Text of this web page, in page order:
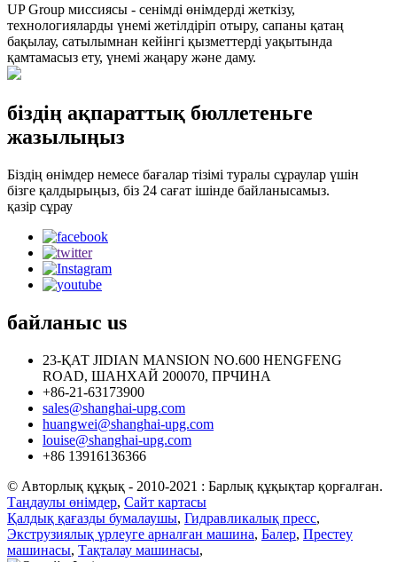
UP Group миссиясы - сенімді өнімдерді жеткізу,
технологияларды үнемі жетілдіріп отыру, сапаны қатаң
бақылау, сатылымнан кейінгі қызметтерді уақытында
қамтамасыз ету, үнемі жаңару және даму.
біздің ақпараттық бюллетеньге
жазылыңыз
Біздің өнімдер немесе бағалар тізімі туралы сұраулар үшін
бізге қалдырыңыз, біз 24 сағат ішінде байланысамыз.
қазір сұрау
байланыс us
23-ҚАТ JIDIAN MANSION NO.600 HENGFENG
ROAD, ШАНХАЙ 200070, ПРЧИНА
+86-21-63173900
sales@shanghai-upg.com
huangwei@shanghai-upg.com
louise@shanghai-upg.com
+86 13916136366
© Авторлық құқық - 2010-2021 : Барлық құқықтар қорғалған.
Таңдаулы өнімдер, Сайт картасы
Қалдық қағазды бумалаушы, Гидравликалық пресс,
Экструзиялық үрлеуге арналған машина, Балер, Престеу
машинасы, Тақталау машинасы,